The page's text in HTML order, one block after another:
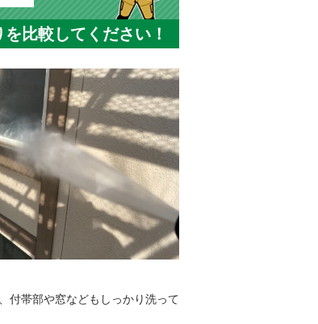
比較してください！
付帯部や窓などもしっかり洗って